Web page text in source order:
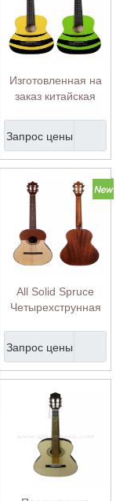
Изготовленная на
заказ китайская
дюймовая гитара
для детей (AC30L-
Запрос цены
All Solid Spruce
Четырехструнная
(AFV17)
Запрос цены